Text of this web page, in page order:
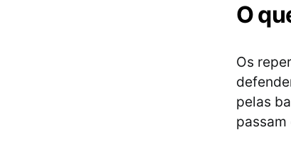
O
Os
pelas
passam